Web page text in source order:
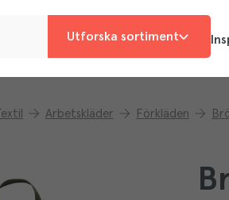
Utforska sortiment
Textil Arbetskläder Förkläden